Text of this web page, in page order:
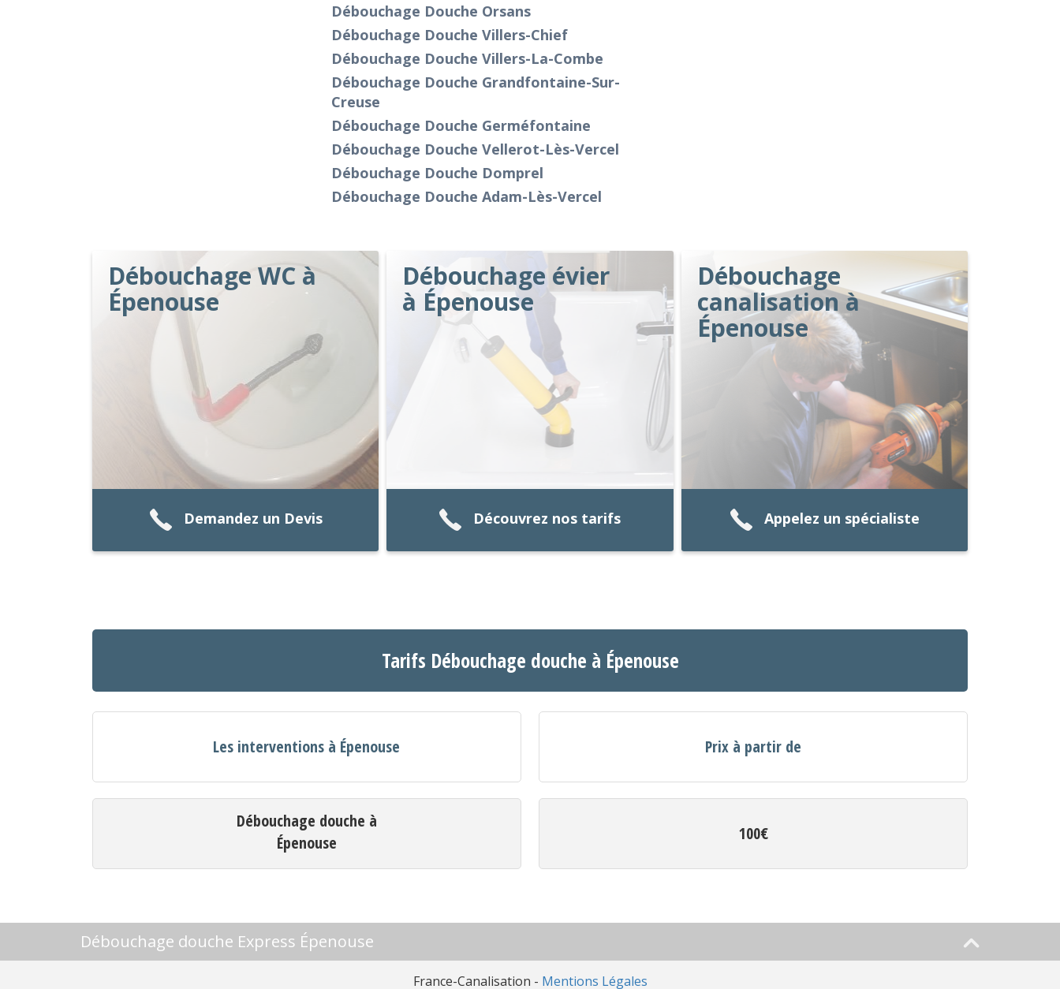
Débouchage Douche Orsans
Débouchage Douche Villers-Chief
Débouchage Douche Villers-La-Combe
Débouchage Douche Grandfontaine-Sur-
Creuse
Débouchage Douche Germéfontaine
Débouchage Douche Vellerot-Lès-Vercel
Débouchage Douche Domprel
Débouchage Douche Adam-Lès-Vercel
Débouchage WC à
Épenouse
Demandez un Devis
Débouchage évier
à Épenouse
Découvrez nos tarifs
Débouchage
canalisation à
Épenouse
Appelez un spécialiste
Tarifs Débouchage douche à Épenouse
Les interventions à Épenouse Prix à partir de
Débouchage douche à
Épenouse
100€
Débouchage douche Express Épenouse
France-Canalisation - Mentions Légales